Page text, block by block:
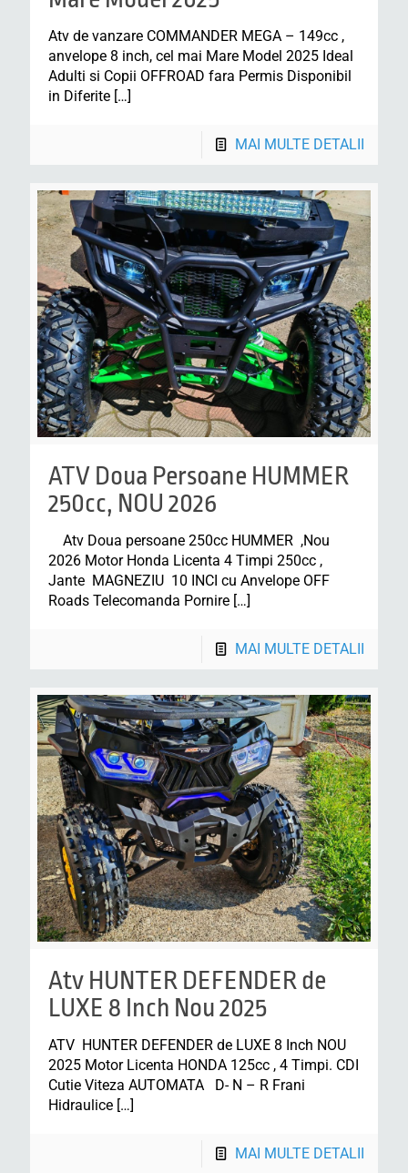
Atv de vanzare COMMANDER MEGA – 149cc ,
anvelope 8 inch, cel mai Mare Model 2025 Ideal
Adulti si Copii OFFROAD fara Permis Disponibil
in Diferite […]
MAI MULTE DETALII
ATV Doua Persoane HUMMER
250cc, NOU 2026
Atv Doua persoane 250cc HUMMER ,Nou
2026 Motor Honda Licenta 4 Timpi 250cc ,
Jante MAGNEZIU 10 INCI cu Anvelope OFF
Roads Telecomanda Pornire […]
MAI MULTE DETALII
Atv HUNTER DEFENDER de
LUXE 8 Inch Nou 2025
ATV HUNTER DEFENDER de LUXE 8 Inch NOU
2025 Motor Licenta HONDA 125cc , 4 Timpi. CDI
Cutie Viteza AUTOMATA D- N – R Frani
Hidraulice […]
MAI MULTE DETALII